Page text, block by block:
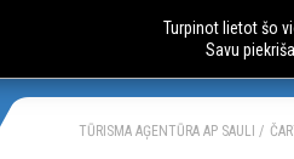
AUTOBUSU
TŪRISMA AĢENTŪRA AP SAULI
Turpinot lietot šo
Savu